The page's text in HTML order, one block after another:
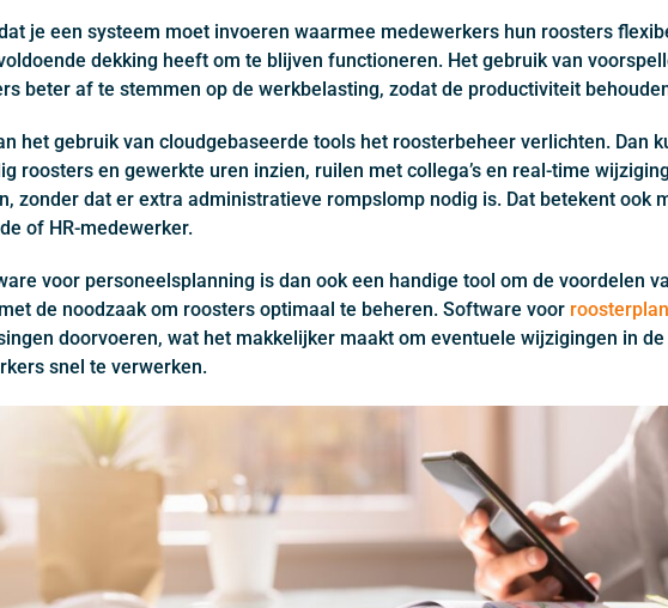
je een systeem moet invoeren waarmee medewerkers hun roosters
dekking heeft om te blijven functioneren. Het gebruik van
beter af te stemmen op de werkbelasting, zodat de productiviteit
het gebruik van cloudgebaseerde tools het roosterbeheer verlichten. Dan
roosters en gewerkte uren inzien, ruilen met collega’s en real-time
zonder dat er extra administratieve rompslomp nodig is. Dat betekent ook
of HR-medewerker.
voor personeelsplanning is dan ook een handige tool om de voordelen
de noodzaak om roosters optimaal te beheren. Software voor
doorvoeren, wat het makkelijker maakt om eventuele wijzigingen in
snel te verwerken.